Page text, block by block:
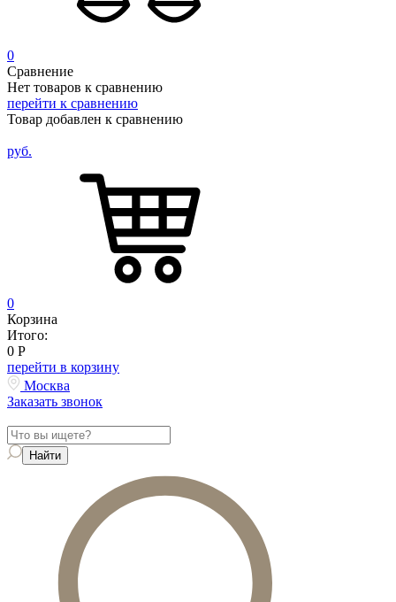
0
Сравнение
Нет товаров к сравнению
перейти к сравнению
Товар добавлен к сравнению
руб.
0
Корзина
Итого:
0 Р
перейти в корзину
Москва
Заказать звонок